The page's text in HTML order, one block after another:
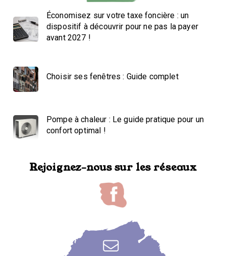
Économisez sur votre taxe foncière : un
dispositif à découvrir pour ne pas la payer
avant 2027 !
Choisir ses fenêtres : Guide complet
Pompe à chaleur : Le guide pratique pour un
confort optimal !
Rejoignez-nous sur les réseaux